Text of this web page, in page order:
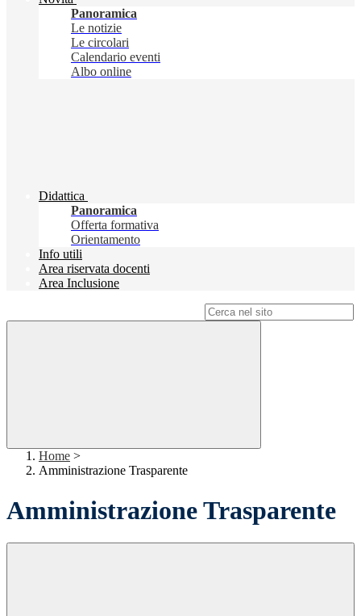
Panoramica
Le notizie
Le circolari
Calendario eventi
Albo online
Didattica
Panoramica
Offerta formativa
Orientamento
Info utili
Area riservata docenti
Area Inclusione
Home >
Amministrazione Trasparente
Amministrazione Trasparente